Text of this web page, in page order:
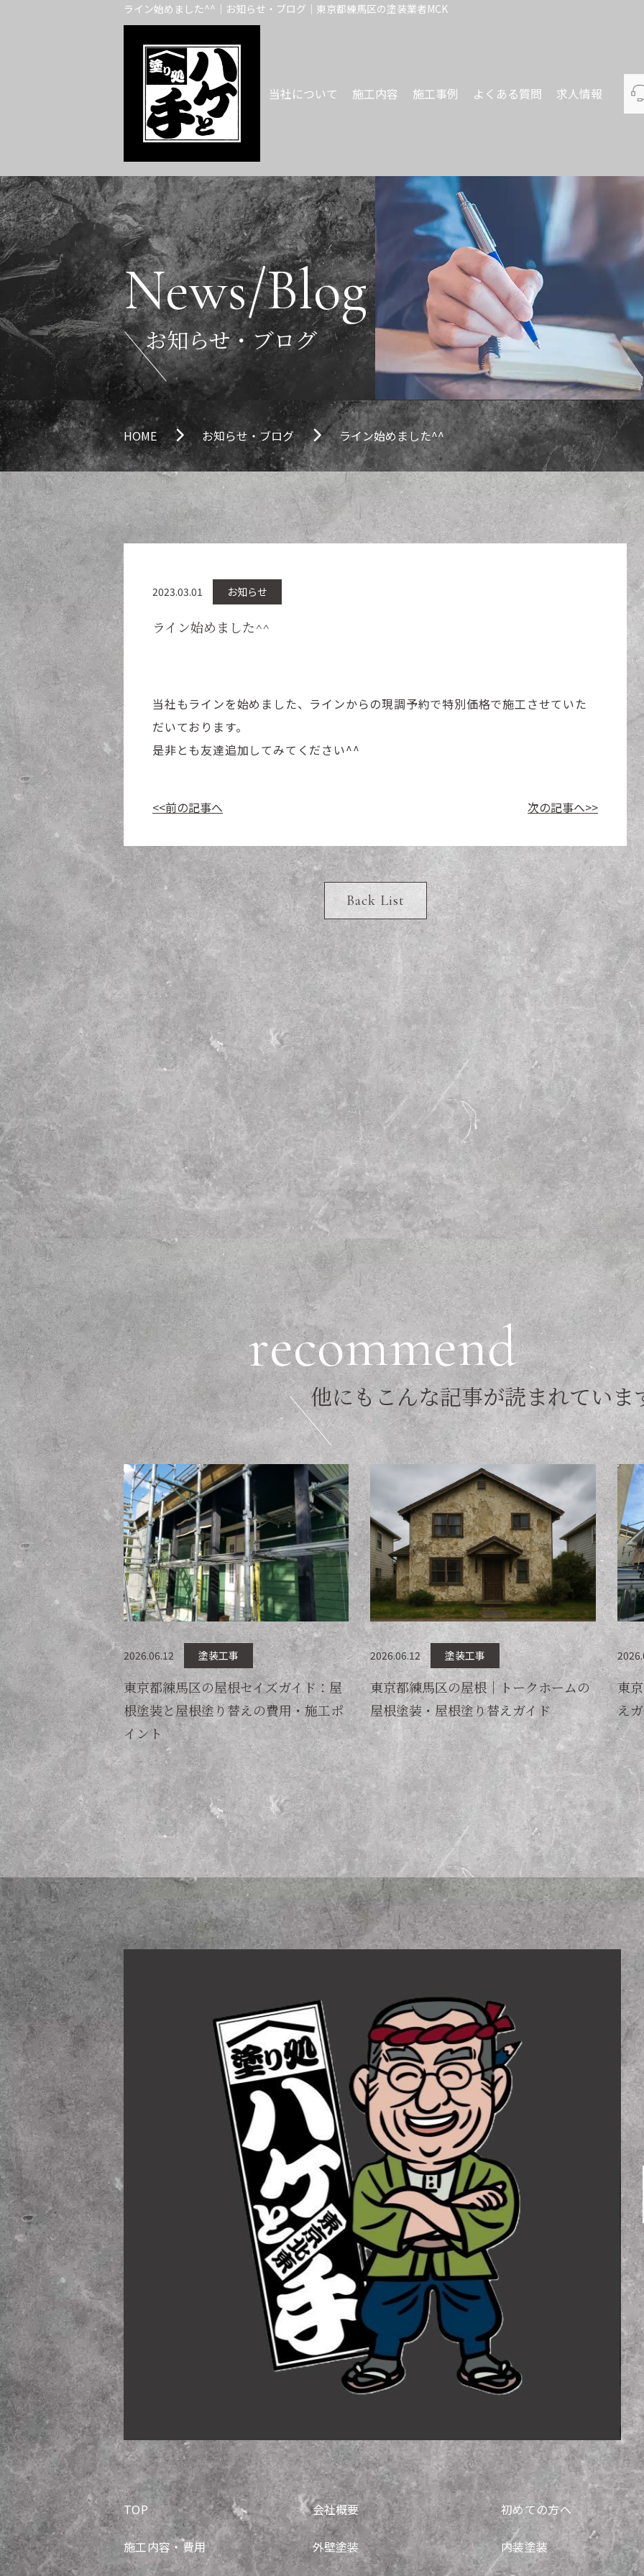
ライン始めました^^｜お知らせ・ブログ｜東京都練馬区の塗装業者MCK
当社について 施工内容 施工事例 よくある質問 求人情報
News/Blog
お知らせ・ブログ
HOME お知らせ・ブログ ライン始めました^^
2023.03.01 お知らせ
ライン始めました^^
当社もラインを始めました、ラインからの現調予約で特別価格で施工させていた
だいております。
是非とも友達追加してみてください^^
<<前の記事へ 次の記事へ>>
Back List
recommend
他にもこんな記事が読まれていま
2026.06.12 塗装工事
東京都練馬区の屋根セイズガイド：屋
根塗装と屋根塗り替えの費用・施工ポ
イント
2026.06.12 塗装工事
東京都練馬区の屋根｜トークホームの
屋根塗装・屋根塗り替えガイド
東
え
TOP 会社概要 初めての方へ
施工内容・費用 外壁塗装 内装塗装